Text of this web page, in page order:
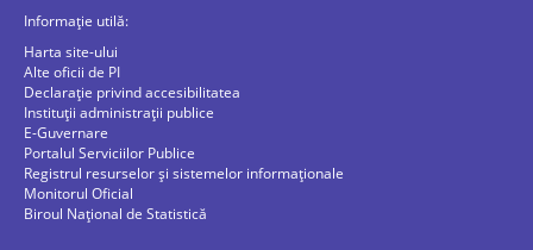
Informație utilă:
Harta site-ului
Alte oficii de PI
Declarație privind accesibilitatea
Instituții administrații publice
E-Guvernare
Portalul Serviciilor Publice
Registrul resurselor și sistemelor informaționale
Monitorul Oficial
Biroul Naţional de Statistică